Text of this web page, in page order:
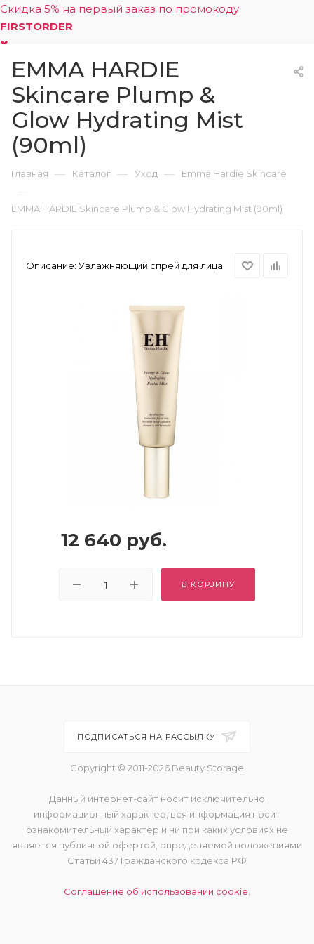
Скидка 5% на первый заказ по промокоду
FIRSTORDER
0
EMMA HARDIE
Skincare Plump &
Glow Hydrating Mist
(90ml)
Главная — Каталог — Уход — Emma Hardie Skincare
—
EMMA HARDIE Skincare Plump & Glow Hydrating Mist (90ml)
Описание: Увлажняющий спрей для лица
12 640 руб.
В КОРЗИНУ
ПОДПИСАТЬСЯ НА РАССЫЛКУ
Copyright © 2011-2026 Beauty Storage
Данный интернет-сайт носит исключительно
информационный характер, вся информация носит
ознакомительный характер и ни при каких условиях не
является публичной офертой, определяемой положениями
Статьи 437 Гражданского кодекса РФ
Соглашение об использовании cookie.